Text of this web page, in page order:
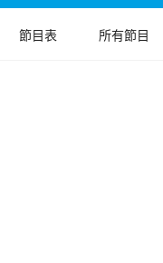
節目表 所有節目